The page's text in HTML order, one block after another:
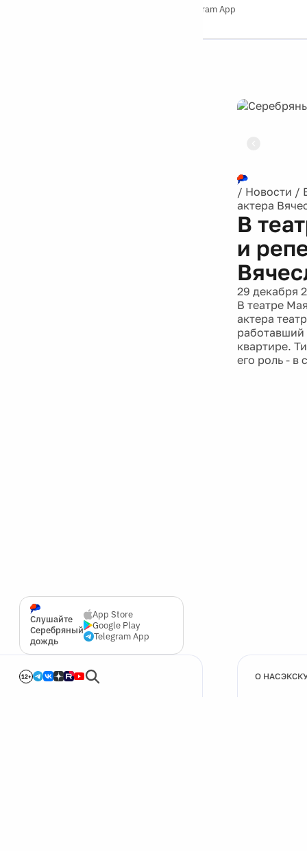
Telegram App
Слушайте
Серебряный
дождь
App Store
Google Play
Telegram App
12+
/ Новости /
актера
В
и
29 декабря
В театре
актера
работавший
квартире.
его роль - в
О НАС